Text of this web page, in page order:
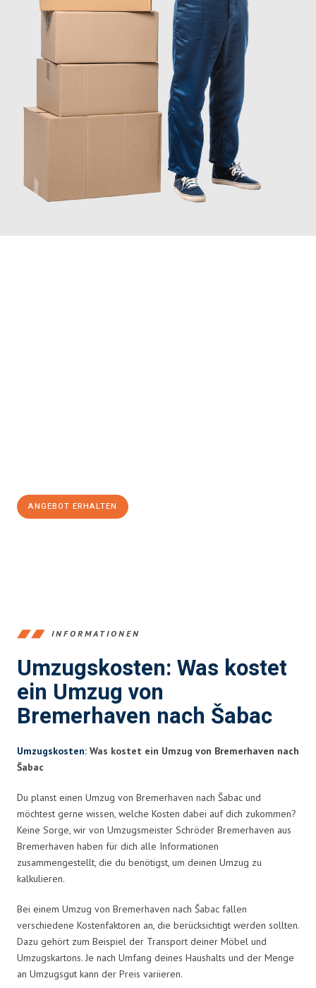
ANGEBOT ERHALTEN
INFORMATIONEN
Umzugskosten: Was kostet
ein Umzug von
Bremerhaven nach Šabac
Umzugskosten: Was kostet ein Umzug von Bremerhaven nach
Šabac
Du planst einen Umzug von Bremerhaven nach Šabac und
möchtest gerne wissen, welche Kosten dabei auf dich zukommen?
Keine Sorge, wir von Umzugsmeister Schröder Bremerhaven aus
Bremerhaven haben für dich alle Informationen
zusammengestellt, die du benötigst, um deinen Umzug zu
kalkulieren.
Bei einem Umzug von Bremerhaven nach Šabac fallen
verschiedene Kostenfaktoren an, die berücksichtigt werden sollten.
Dazu gehört zum Beispiel der Transport deiner Möbel und
Umzugskartons. Je nach Umfang deines Haushalts und der Menge
an Umzugsgut kann der Preis variieren.